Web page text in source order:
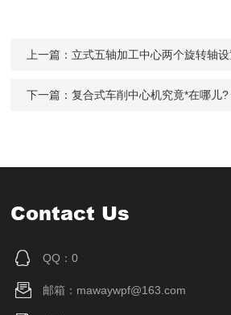
上一篇： 立式五轴加工中心两个旋转轴设置
下一篇：复合式车削中心机究竟*在哪儿?
Contact Us
QQ：0
邮箱：mawaywpf@163.com